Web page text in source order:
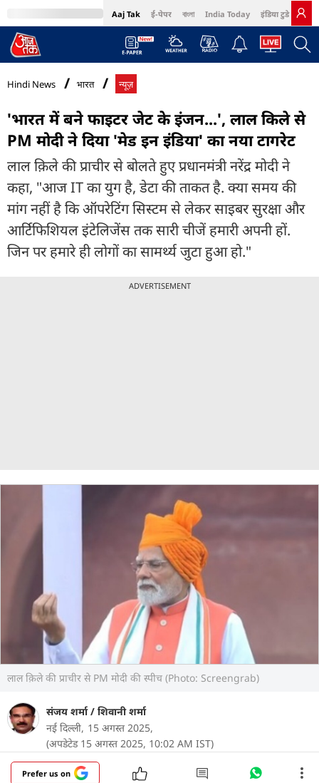
Aaj Tak ई-पेपर বাংলা India Today इंडिया टुडे हिंदी
MumbaiTak Cosmopolitan Harper's Bazaar Northeast
Hindi News भारत न्यूज़
'भारत में बने फाइटर जेट के इंजन...', लाल किले से
PM मोदी ने दिया 'मेड इन इंडिया' का नया टागरेट
लाल क़िले की प्राचीर से बोलते हुए प्रधानमंत्री नरेंद्र मोदी ने
कहा, "आज IT का युग है, डेटा की ताकत है. क्या समय की
मांग नहीं है कि ऑपरेटिंग सिस्टम से लेकर साइबर सुरक्षा और
आर्टिफिशियल इंटेलिजेंस तक सारी चीजें हमारी अपनी हों.
जिन पर हमारे ही लोगों का सामर्थ्य जुटा हुआ हो."
ADVERTISEMENT
लाल क़िले की प्राचीर से PM मोदी की स्पीच (Photo: Screengrab)
संजय शर्मा/ शिवानी शर्मा
नई दिल्ली, 15 अगस्त 2025,
(अपडेटेड 15 अगस्त 2025, 10:02 AM IST)
Prefer us on